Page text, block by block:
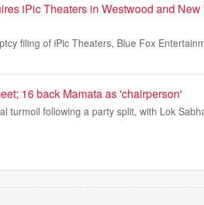
iPic Theaters in Westwood and
filing of iPic Theaters, Blue Fox
16 back Mamata as 'chairperson'
turmoil following a party split, with Lok